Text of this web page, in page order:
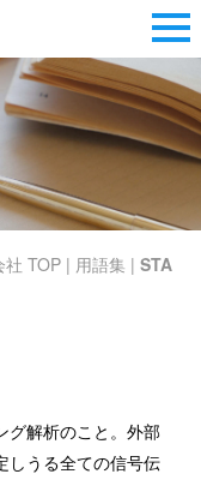
社 TOP | 用語集 | STA
グ解析のこと。外部
しうる全ての信号伝